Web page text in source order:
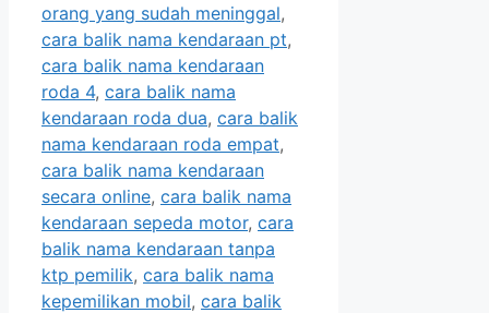
orang yang sudah meninggal,
cara balik nama kendaraan pt,
cara balik nama kendaraan
roda 4, cara balik nama
kendaraan roda dua, cara balik
nama kendaraan roda empat,
cara balik nama kendaraan
secara online, cara balik nama
kendaraan sepeda motor, cara
balik nama kendaraan tanpa
ktp pemilik, cara balik nama
kepemilikan mobil, cara balik